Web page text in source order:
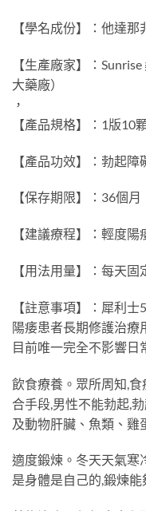
【學名成份】：他達那
【生產廠家】：
大藥廠）
，
【產品規格】：1版10
【產品功效】：勃起
【保存期限】：36個月
【建議療程】：輕度
【用法用量】：每天固
【註意事項】：犀利
陽痿患者長期修護治療
目前唯一完全不影響日
飲食療養。眾所周知,
合手段,男性不能勃起,
及動物肝臟、魚類、雞
適度鍛煉。冬天天氣寒
是身體是自己的,鍛煉